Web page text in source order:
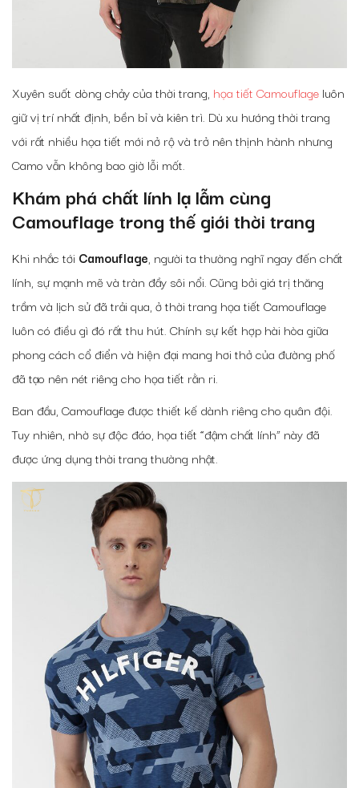
Xuyên suốt dòng chảy của thời trang, họa tiết Camouflage luôn
giữ vị trí nhất định, bền bỉ và kiên trì. Dù xu hướng thời trang
với rất nhiều họa tiết mới nở rộ và trở nên thịnh hành nhưng
Camo vẫn không bao giờ lỗi mốt.
Khám phá chất lính lạ lẫm cùng
Camouflage trong thế giới thời trang
Khi nhắc tới Camouflage, người ta thường nghĩ ngay đến chất
lính, sự mạnh mẽ và tràn đầy sôi nổi. Cũng bởi giá trị thăng
trầm và lịch sử đã trải qua, ở thời trang họa tiết Camouflage
luôn có điều gì đó rất thu hút. Chính sự kết hợp hài hòa giữa
phong cách cổ điển và hiện đại mang hơi thở của đường phố
đã tạo nên nét riêng cho họa tiết rằn ri.
Ban đầu, Camouflage được thiết kế dành riêng cho quân đội.
Tuy nhiên, nhờ sự độc đáo, họa tiết “đậm chất lính” này đã
được ứng dụng thời trang thường nhật.